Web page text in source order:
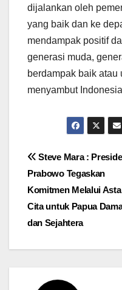
dijalankan oleh
yang baik dan ke
mendampak positif
generasi muda,
berdampak baik atau
menyambut
Post
navigation
Steve Mara :
Prabowo Tegaskan
Komitmen Melalui Asta
Cita untuk Papua
dan Sejahtera